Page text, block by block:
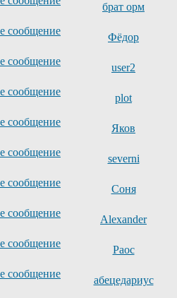
брат орм
Фёдор
user2
plot
Яков
severni
Соня
Alexander
Раос
абецедариус